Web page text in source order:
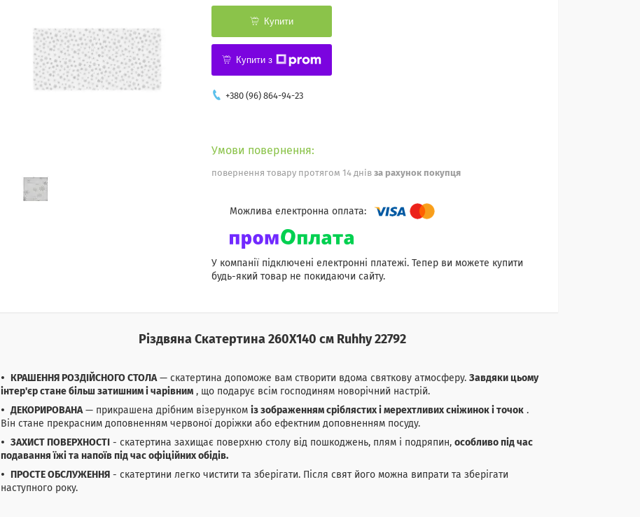
Купити
Купити з
+380 (96) 864-94-23
повернення товару протягом 14 днів за рахунок покупця
У компанії підключені електронні платежі. Тепер ви можете купити
будь-який товар не покидаючи сайту.
Різдвяна Скатертина 260Х140 см Ruhhy 22792
КРАШЕННЯ РОЗДІЙСНОГО СТОЛА— скатертина допоможе вам створити вдома святкову атмосферу. Завдяки цьому
інтер'єр стане більш затишним і чарівним , що подарує всім господиням новорічний настрій.
ДЕКОРИРОВАНА— прикрашена дрібним візерунком із зображенням сріблястих і мерехтливих сніжинок і точок .
Він стане прекрасним доповненням червоної доріжки або ефектним доповненням посуду.
ЗАХИСТ ПОВЕРХНОСТІ - скатертина захищає поверхню столу від пошкоджень, плям і подряпин, особливо під час
подавання їжі та напоїв під час офіційних обідів.
ПРОСТЕ ОБСЛУЖЕННЯ - скатертини легко чистити та зберігати. Після свят його можна випрати та зберігати
наступного року.